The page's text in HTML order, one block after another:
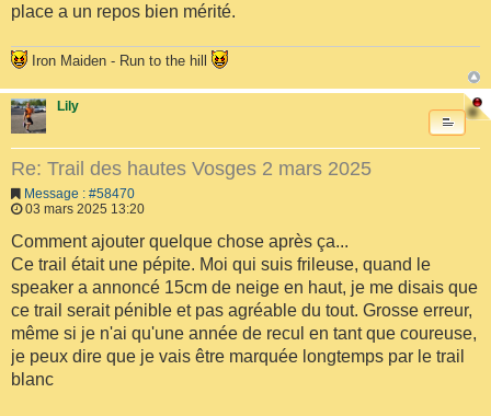
place a un repos bien mérité.
Iron Maiden - Run to the hill
Lily
Re: Trail des hautes Vosges 2 mars 2025
Message : #58470
03 mars 2025 13:20
Comment ajouter quelque chose après ça...
Ce trail était une pépite. Moi qui suis frileuse, quand le
speaker a annoncé 15cm de neige en haut, je me disais que
ce trail serait pénible et pas agréable du tout. Grosse erreur,
même si je n'ai qu'une année de recul en tant que coureuse,
je peux dire que je vais être marquée longtemps par le trail
blanc